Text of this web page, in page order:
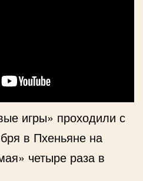
игры» проходили с
в Пхеньяне на
четыре раза в